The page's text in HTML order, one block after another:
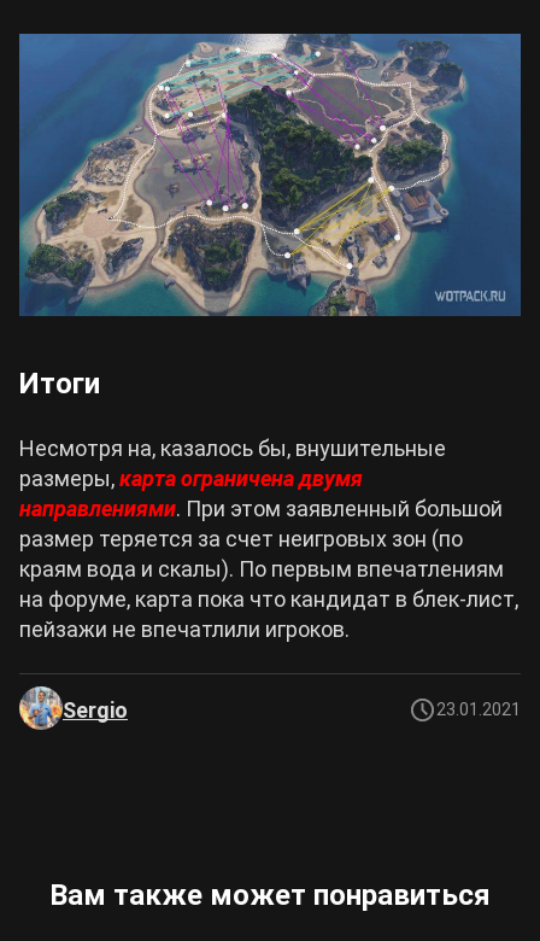
Итоги
Несмотря на, казалось бы, внушительные
размеры,карта ограничена двумя
направлениями. При этом заявленный большой
размер теряется за счет неигровых зон (по
краям вода и скалы). По первым впечатлениям
на форуме, карта пока что кандидат в блек-лист,
пейзажи не впечатлили игроков.
Sergio 23.01.2021
Вам также может понравиться